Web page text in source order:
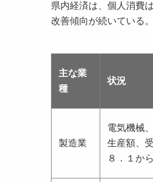
県内経済は、個人消費
改善傾向が続いている。
主な業
種
状況
製造業
電気機械
生産額、
８．１か